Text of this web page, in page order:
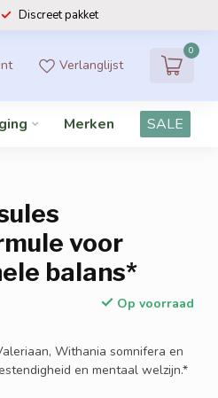
Discreet pakket
Verlanglijst
0
Merken SALE
voor
balans*
Op voorraad
Withania somnifera en
en mentaal welzijn.*